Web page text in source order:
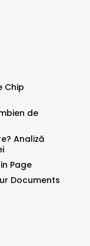
Chip
de
Analiză
Page
Documents